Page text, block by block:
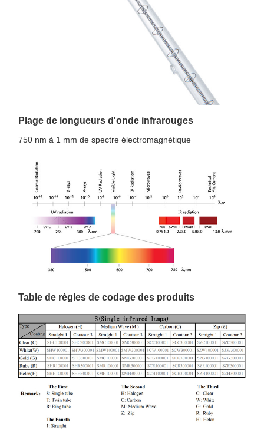
Plage de longueurs d'onde infrarouges
750 nm à 1 mm de spectre électromagnétique
Table de règles de codage des produits